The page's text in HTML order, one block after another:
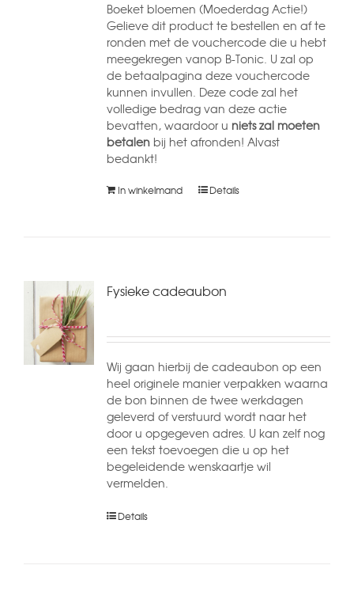
Boeket bloemen (Moederdag Actie!)
Gelieve dit product te bestellen en af te
ronden met de vouchercode die u hebt
meegekregen vanop B-Tonic. U zal op
de betaalpagina deze vouchercode
kunnen invullen. Deze code zal het
volledige bedrag van deze actie
bevatten, waardoor u niets zal moeten
betalenbij het afronden! Alvast
bedankt!
In winkelmand Details
Fysieke cadeaubon
Wij gaan hierbij de cadeaubon op een
heel originele manier verpakken waarna
de bon binnen de twee werkdagen
geleverd of verstuurd wordt naar het
door u opgegeven adres. U kan zelf nog
een tekst toevoegen die u op het
begeleidende wenskaartje wil
vermelden.
Details